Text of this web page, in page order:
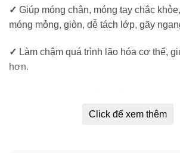
✓ Giúp móng chân, móng tay chắc
móng mỏng, giòn, dễ tách lớp, gãy
✓ Làm chậm quá trình lão hóa cơ thể,
hơn.
Click để xem thêm